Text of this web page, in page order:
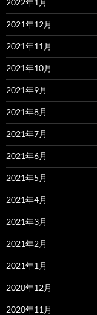
2022年1月
2021年12月
2021年11月
2021年10月
2021年9月
2021年8月
2021年7月
2021年6月
2021年5月
2021年4月
2021年3月
2021年2月
2021年1月
2020年12月
2020年11月